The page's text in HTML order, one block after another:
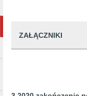
ZAŁĄCZNIKI